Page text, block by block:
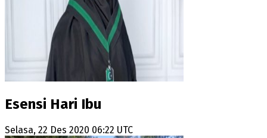
Esensi Hari Ibu
Selasa, 22 Des 2020 06:22 UTC